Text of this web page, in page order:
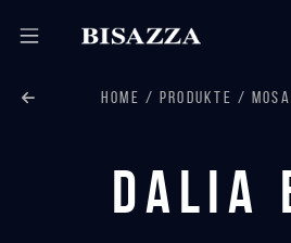
HOME PRODUKTE
Dalia